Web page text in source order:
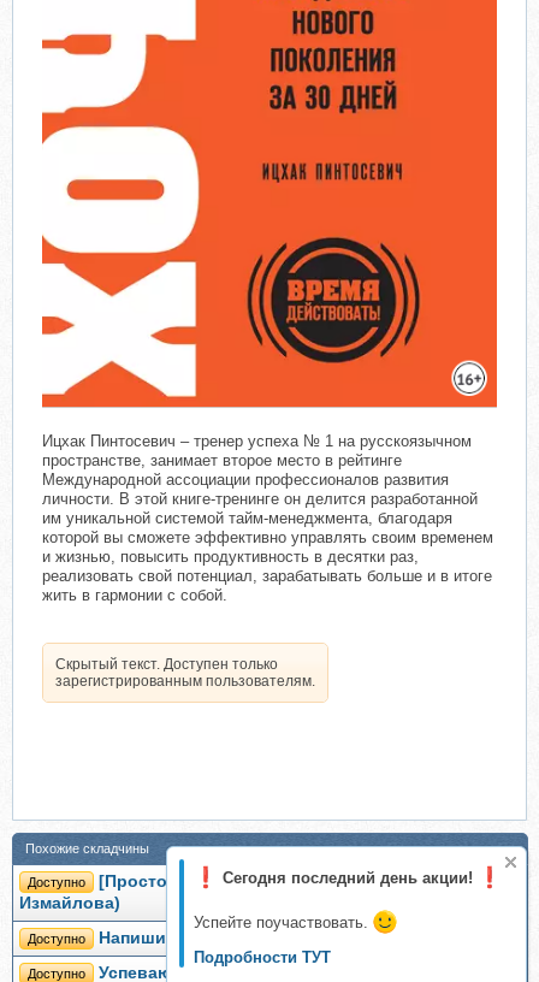
Сегодня последний день акции!
Успейте поучаствовать.
Подробности ТУТ
Ицхак Пинтосевич – тренер успеха № 1 на русскоязычном
пространстве, занимает второе место в рейтинге
Международной ассоциации профессионалов развития
личности. В этой книге-тренинге он делится разработанной
им уникальной системой тайм-менеджмента, благодаря
которой вы сможете эффективно управлять своим временем
и жизнью, повысить продуктивность в десятки раз,
реализовать свой потенциал, зарабатывать больше и в итоге
жить в гармонии с собой.
Скрытый текст. Доступен только
зарегистрированным пользователям.
Похожие складчины
Доступно
[Просто Ремонт] Как все успевать (Ксения
Измайлова)
Доступно Напиши! Книга за 60 дней (Ицхак Пинтосевич)
Доступно Успеваю все. Февраль 2021. Тариф Базовый